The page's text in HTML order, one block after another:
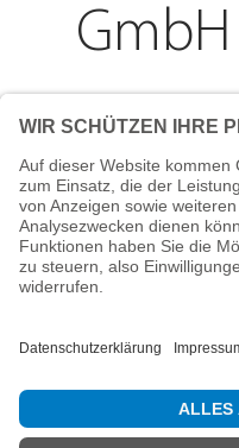
Adresse
84130
Telefon
GmbH